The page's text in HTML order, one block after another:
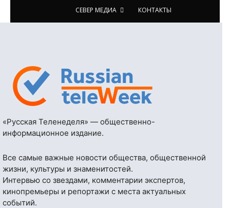
СЕВЕР МЕДИА КОНТАКТЫ
«Русская Теленеделя» — общественно-
информационное издание.
Все самые важные новости общества, общественной
жизни, культуры и знаменитостей.
Интервью со звездами, комментарии экспертов,
кинопремьеры и репортажи с места актуальных
событий.